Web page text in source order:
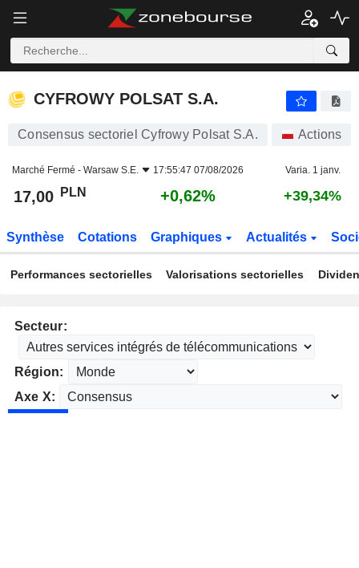
CYFROWY POLSAT S.A.
CYFROWY POLSAT S.A.
Consensus sectoriel Cyfrowy Polsat S.A. Actions
Marché Fermé - Warsaw S.E. 17:55:47 07/08/2026 Varia. 1 janv.
17,00 PLN +0,62% +39,34%
Synthèse Cotations Graphiques Actualités
Performances sectorielles Valorisations sectorielles
Secteur:
Région:
Axe X: